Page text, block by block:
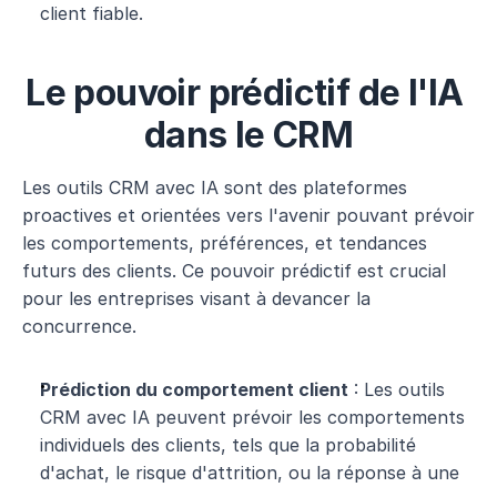
client fiable.
Le pouvoir prédictif de l'IA
dans le CRM
Les outils CRM avec IA sont des plateformes
proactives et orientées vers l'avenir pouvant prévoir
les comportements, préférences, et tendances
futurs des clients. Ce pouvoir prédictif est crucial
pour les entreprises visant à devancer la
concurrence.
Prédiction du comportement client : Les outils
CRM avec IA peuvent prévoir les comportements
individuels des clients, tels que la probabilité
d'achat, le risque d'attrition, ou la réponse à une